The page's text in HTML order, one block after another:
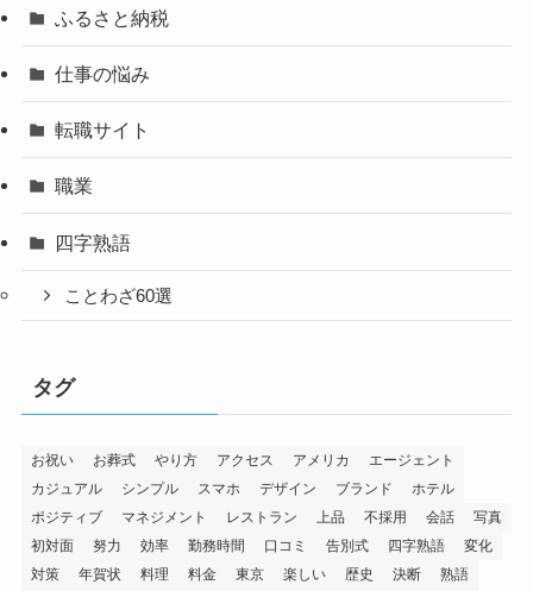
ふるさと納税
仕事の悩み
転職サイト
職業
四字熟語
ことわざ60選
タグ
お祝い お葬式 やり方 アクセス アメリカ
エージェント
カジュアル
シンプル スマホ デザイン ブランド
ホテル
ポジティブ
マネジメント レストラン 上品 不採用 会話
写真
初対面
努力 効率 勤務時間 口コミ 告別式 四字熟語
変化
対策
年賀状 料理 料金 東京 楽しい 歴史 決断 熟語